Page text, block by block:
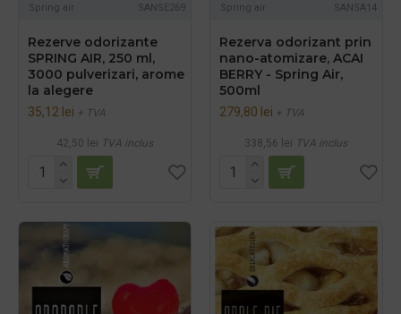
Spring air SANSE269
Rezerve odorizante
SPRING AIR, 250 ml,
3000 pulverizari, arome
la alegere
35,12 lei + TVA
42,50 lei TVA inclus
Spring air SANSA14
Rezerva odorizant prin
nano-atomizare, ACAI
BERRY - Spring Air,
500ml
279,80 lei + TVA
338,56 lei TVA inclus